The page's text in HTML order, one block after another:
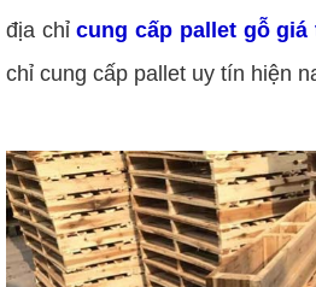
địa chỉcung cấp pallet gỗ giá
chỉ cung cấp pallet uy tín hiện